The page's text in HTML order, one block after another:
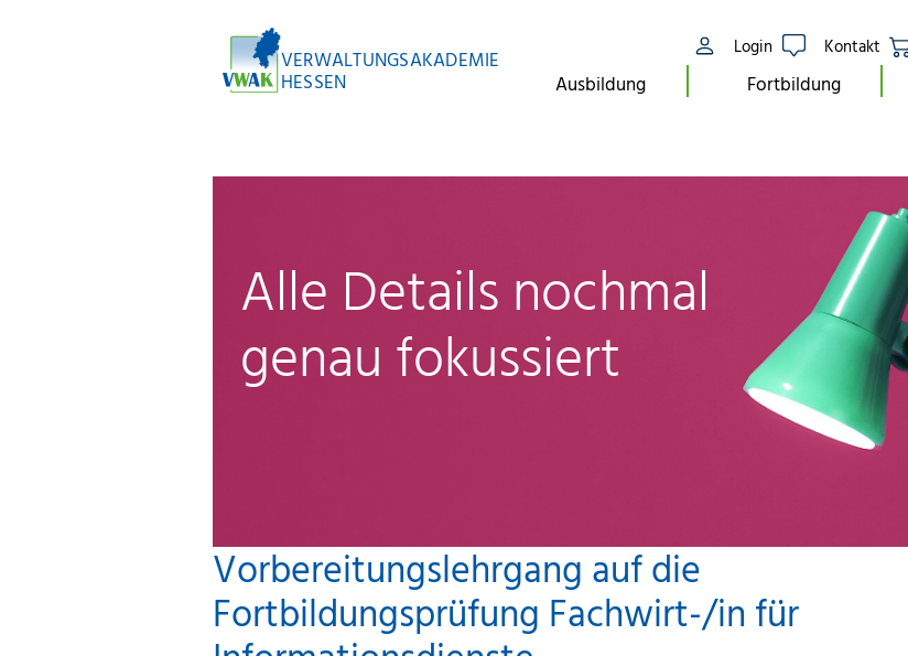
VERWALTUNGSAKADEMIE
HESSEN
Login Kontakt
Ausbildung Fortbildung
Alle Details nochmal
genau fokussiert
Vorbereitungslehrgang auf die
Fortbildungsprüfung Fachwirt-/in für